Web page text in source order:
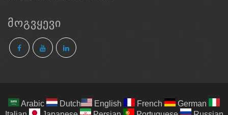
ᲛᲝᲒᲕᲧᲔᲕᲘ
Arabic Dutch English French
German